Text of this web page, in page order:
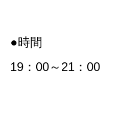
●時間
19：00～21：00